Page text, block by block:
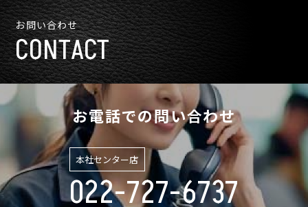
お問い合わせ
CONTACT
お電話での問い合わせ
本社センター店
022-727-6737